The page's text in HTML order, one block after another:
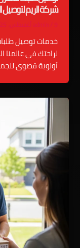
شركة الريم لتوصيل
admin/ 9 أغسطس، 2025
خدمات توصيل
لراحتك في عالمنا
أولوية قصوى